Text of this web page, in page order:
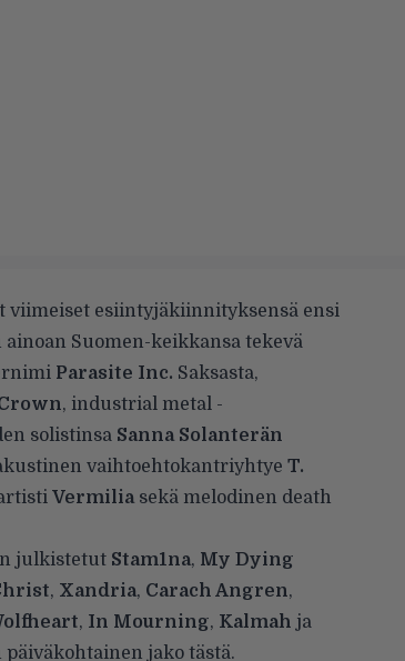
viimeiset esiintyjäkiinnityksensä ensi
Suomen-keikkansa tekevä
Parasite Inc. Saksasta,
, industrial metal -
solistinsa Sanna Solanterän
vaihtoehtokantriyhtye T.
Vermilia sekä melodinen death
julkistetut Stam1na, My Dying
, Xandria, Carach Angren,
, In Mourning, Kalmah ja
päiväkohtainen jako tästä.